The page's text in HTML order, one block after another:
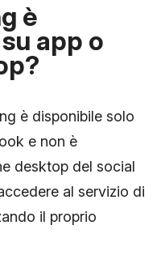
è
app o
è disponibile solo
e non è
desktop del social
al servizio di
il proprio